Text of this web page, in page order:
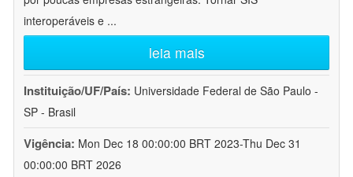
interoperáveis e ...
leia mais
Instituição/UF/País: Universidade Federal de São Paulo -
SP - Brasil
Vigência: Mon Dec 18 00:00:00 BRT 2023-Thu Dec 31
00:00:00 BRT 2026